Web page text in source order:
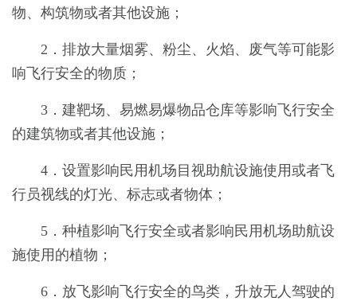
物、构筑物或者其他设施；
2．排放大量烟雾、粉尘、火焰、废气等可能影
响飞行安全的物质；
3．建靶场、易燃易爆物品仓库等影响飞行安全
的建筑物或者其他设施；
4．设置影响民用机场目视助航设施使用或者飞
行员视线的灯光、标志或者物体；
5．种植影响飞行安全或者影响民用机场助航设
施使用的植物；
6．放飞影响飞行安全的鸟类，升放无人驾驶的